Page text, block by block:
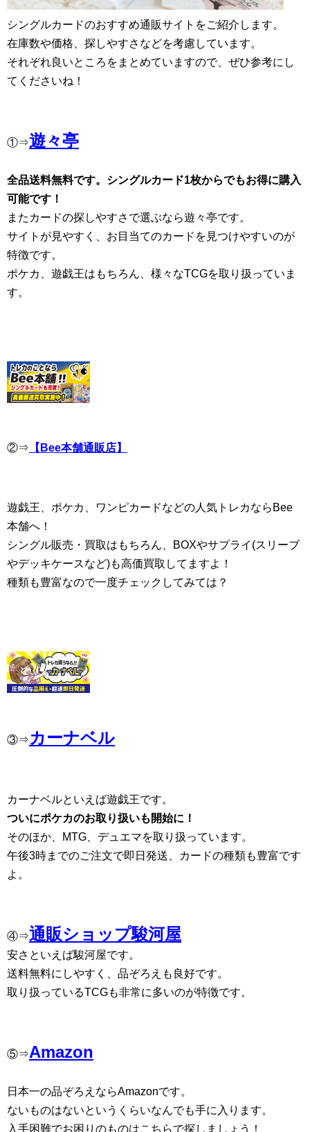
シングルカードのおすすめ通販サイトをご紹介します。
在庫数や価格、探しやすさなどを考慮しています。
それぞれ良いところをまとめていますので、ぜひ参考にし
てくださいね！
①⇒遊々亭
全品送料無料です。シングルカード1枚からでもお得に購入
可能です！
またカードの探しやすさで選ぶなら遊々亭です。
サイトが見やすく、お目当てのカードを見つけやすいのが
特徴です。
ポケカ、遊戯王はもちろん、様々なTCGを取り扱っていま
す。
②⇒ 【Bee本舗通販店】
遊戯王、ポケカ、ワンピカードなどの人気トレカならBee
本舗へ！
シングル販売・買取はもちろん、BOXやサプライ(スリーブ
やデッキケースなど)も高価買取してますよ！
種類も豊富なので一度チェックしてみては？
③⇒ カーナベル
カーナベルといえば遊戯王です。
ついにポケカのお取り扱いも開始に！
そのほか、MTG、デュエマを取り扱っています。
午後3時までのご注文で即日発送、カードの種類も豊富です
よ。
④⇒通販ショップ駿河屋
安さといえば駿河屋です。
送料無料にしやすく、品ぞろえも良好です。
取り扱っているTCGも非常に多いのが特徴です。
⑤⇒Amazon
日本一の品ぞろえならAmazonです。
ないものはないというくらいなんでも手に入ります。
入手困難でお困りのものはこちらで探しましょう！